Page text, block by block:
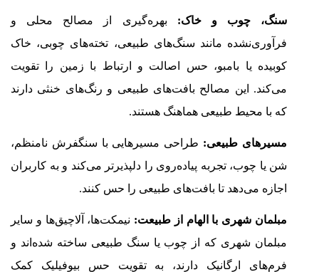
سنگ، چوب و خاک: بهره‌گیری از مصالح محلی و
فرآوری‌نشده مانند سنگ‌های طبیعی، تخته‌های چوبی، خاک
کوبیده یا بامبو، حس اصالت و ارتباط با زمین را تقویت
می‌کند. این مصالح بافت‌های طبیعی و رنگ‌های خنثی دارند
که با محیط طبیعی هماهنگ هستند.
مسیرهای طبیعی: طراحی مسیرهایی با سنگفرش نامنظم،
شن یا چوب، تجربه پیاده‌روی را دلپذیرتر می‌کند و به کاربران
اجازه می‌دهد تا بافت‌های طبیعی را حس کنند.
مبلمان شهری با الهام از طبیعت: نیمکت‌ها، آلاچیق‌ها و سایر
مبلمان شهری که از چوب یا سنگ طبیعی ساخته شده‌اند و
فرم‌های ارگانیک دارند، به تقویت حس بیوفیلیک کمک